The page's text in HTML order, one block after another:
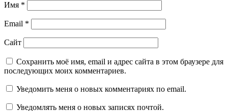
Имя *
Email *
Сайт
Сохранить моё имя, email и адрес сайта в этом браузере для
последующих моих комментариев.
Уведомить меня о новых комментариях по email.
Уведомлять меня о новых записях почтой.